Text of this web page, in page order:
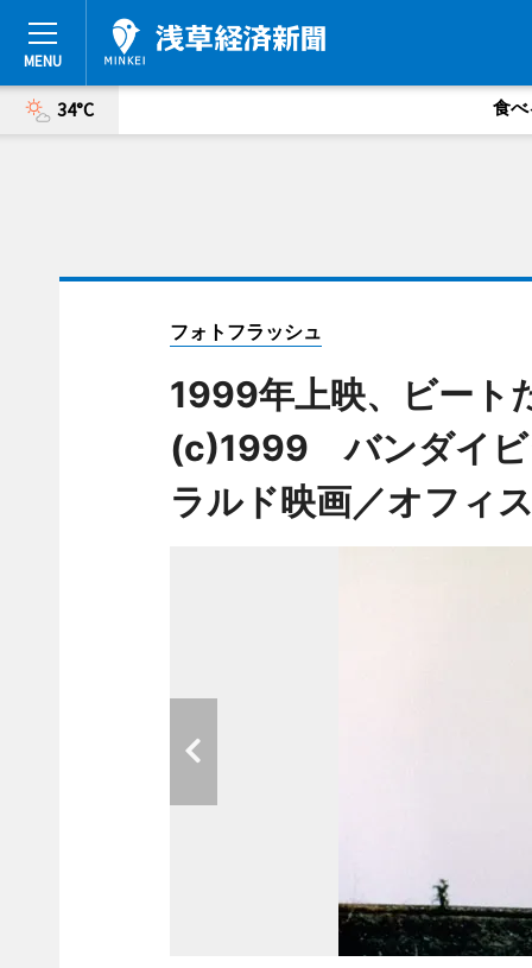
34°C 食べ
フォトフラッシュ
1999年上映、ビート
(c)1999 バンダイビ
ラルド映画／オフィ